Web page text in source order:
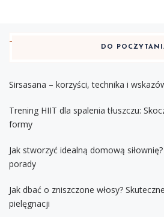
DO
Sirsasana – korzyści, technika i
Trening HIIT dla spalenia tłuszczu:
formy
Jak stworzyć idealną domową
porady
Jak dbać o zniszczone włosy?
pielęgnacji